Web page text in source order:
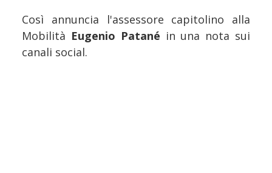
Così annuncia l'assessore capitolino alla
Mobilità Eugenio Patané in una nota sui
canali social.